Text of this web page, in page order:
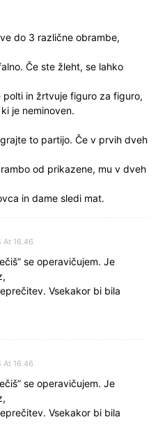
do 3 različne obrambe,
Če ste žleht, se lahko
in žrtvuje figuro za figuro,
je neminoven.
to partijo. Če v prvih dveh
od prikazene, mu v dveh
in dame sledi mat.
At 16.46
se operavičujem. Je
Vsekakor bi bila
At 16.46
se operavičujem. Je
Vsekakor bi bila